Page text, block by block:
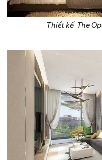
Thiết kế The